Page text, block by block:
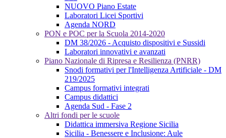
NUOVO Piano Estate
Laboratori Licei Sportivi
Agenda NORD
PON e POC per la Scuola 2014-2020
DM 38/2026 - Acquisto dispositivi e Sussidi
Laboratori innovativi e avanzati
Piano Nazionale di Ripresa e Resilienza (PNRR)
Snodi formativi per l'Intelligenza Artificiale - DM
219/2025
Campus formativi integrati
Campus didattici
Agenda Sud - Fase 2
Altri fondi per le scuole
Didattica immersiva Regione Sicilia
Sicilia - Benessere e Inclusione: Aule